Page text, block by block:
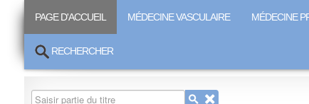
PAGE D'ACCUEIL MÉDECINE VASCULAIRE MÉDECINE
RECHERCHER
Saisir partie du titre